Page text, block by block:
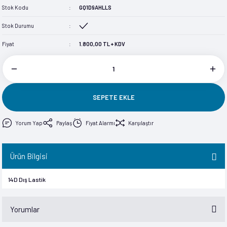
Stok Kodu GQ1D9AHLLS
Stok Durumu
Fiyat 1.800,00 TL + KDV
SEPETE EKLE
Yorum Yap Paylaş Fiyat Alarmı Karşılaştır
Ürün Bilgisi
14D Dış Lastik
Yorumlar